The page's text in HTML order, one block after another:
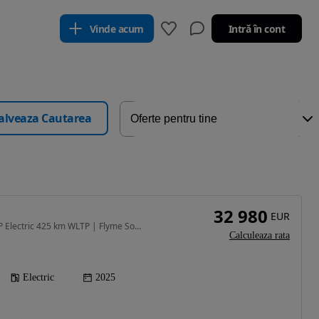
Vinde acum Intră în cont
Cautarea
218 CP • EX5 MAX 218 CP Electric 425 km WLTP | Flyme Sound | Masaj & Ventilație
Electric 2025
32 980 EUR
Calculeaza rata